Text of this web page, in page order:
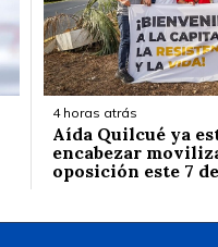
4 horas atrás
Aída Quilcué ya
encabezar
oposición este 7